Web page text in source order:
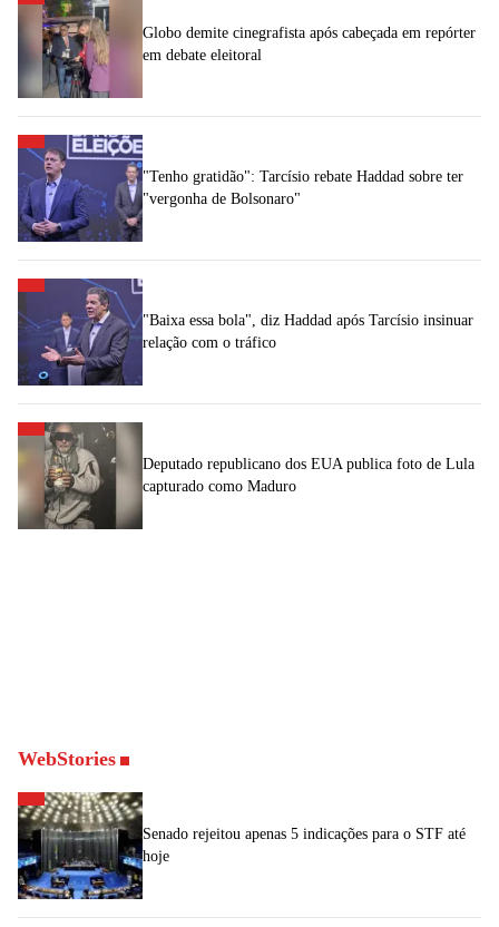
Globo demite cinegrafista após cabeçada em repórter
em debate eleitoral
"Tenho gratidão": Tarcísio rebate Haddad sobre ter
"vergonha de Bolsonaro"
"Baixa essa bola", diz Haddad após Tarcísio insinuar
relação com o tráfico
Deputado republicano dos EUA publica foto de Lula
capturado como Maduro
WebStories
Senado rejeitou apenas 5 indicações para o STF até
hoje